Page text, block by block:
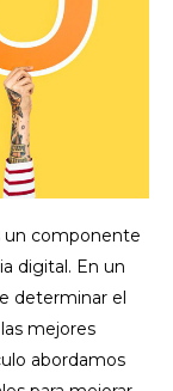
un componente
digital. En un
determinar el
mejores
abordamos